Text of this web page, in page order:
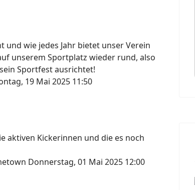
wie jedes Jahr bietet unser Verein
unserem Sportplatz wieder rund, also
Sportfest ausrichtet!
19 Mai 2025 11:50
aktiven Kickerinnen und die es noch
Donnerstag, 01 Mai 2025 12:00